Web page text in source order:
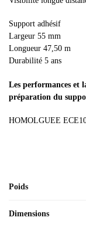
Support adhésif
Largeur 55 mm
Longueur 47,50 m
Durabilité 5 ans
Les performances et
préparation du
HOMOLGUEE
Poids
Dimensions